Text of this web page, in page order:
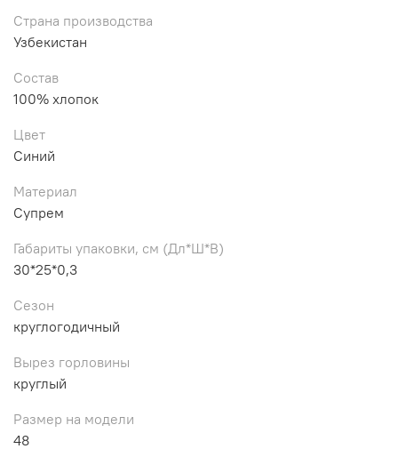
Страна производства
Узбекистан
Состав
100% хлопок
Цвет
Синий
Материал
Супрем
Габариты упаковки, см (Дл*Ш*В)
30*25*0,3
Сезон
круглогодичный
Вырез горловины
круглый
Размер на модели
48